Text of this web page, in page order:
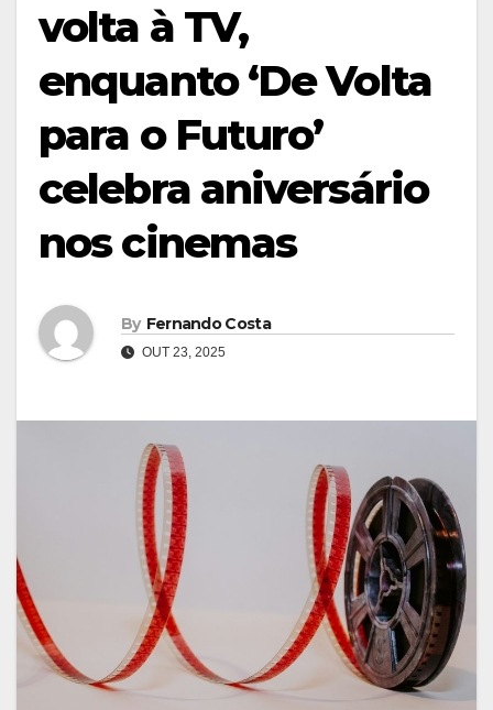
volta à TV,
enquanto ‘De Volta
para o Futuro’
celebra aniversário
nos cinemas
By Fernando Costa
OUT 23, 2025